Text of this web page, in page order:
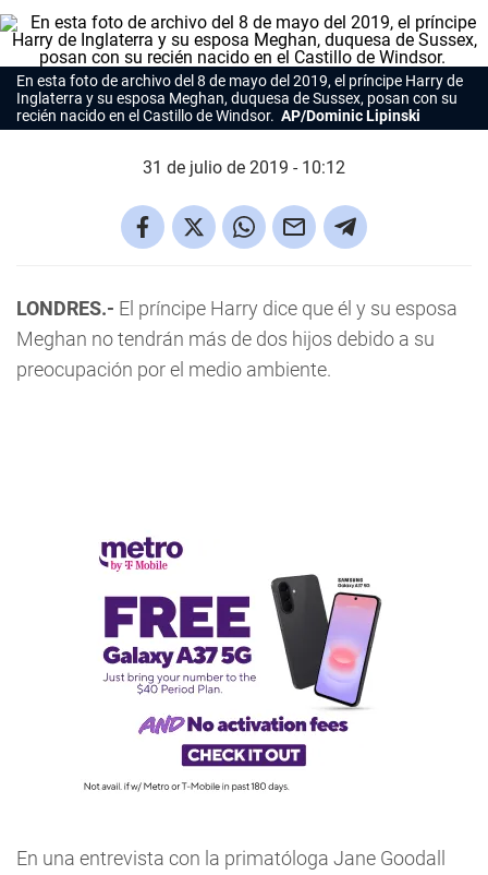
En esta foto de archivo del 8 de mayo del 2019, el príncipe Harry de
Inglaterra y su esposa Meghan, duquesa de Sussex, posan con su
recién nacido en el Castillo de Windsor. AP/Dominic Lipinski
31 de julio de 2019 - 10:12
LONDRES.- El príncipe Harry dice que él y su esposa
Meghan no tendrán más de dos hijos debido a su
preocupación por el medio ambiente.
En una entrevista con la primatóloga Jane Goodall